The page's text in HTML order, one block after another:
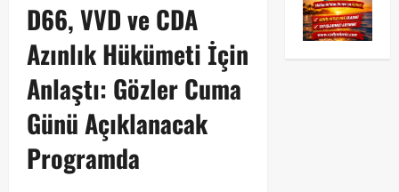
D66, VVD ve CDA
Azınlık Hükümeti İçin
Anlaştı: Gözler Cuma
Günü Açıklanacak
Programda